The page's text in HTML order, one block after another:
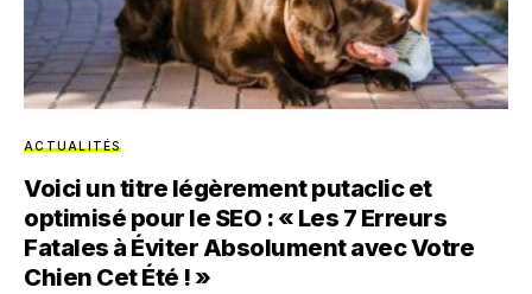
ACTUALITÉS
Voici un titre légèrement putaclic et
optimisé pour le SEO : « Les 7 Erreurs
Fatales à Éviter Absolument avec Votre
Chien Cet Été ! »